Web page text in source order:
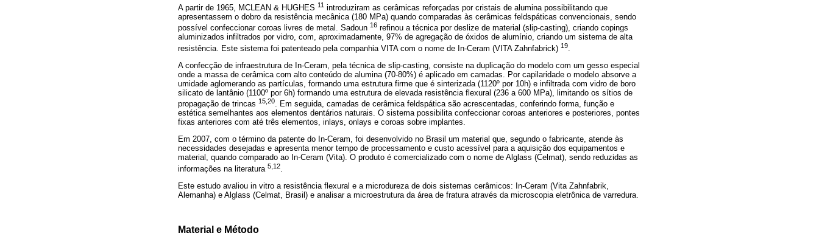
A partir de 1965, MCLEAN & HUGHES 11 introduziram as cerâmicas reforçadas por cristais de alumina possibilitando que
apresentassem o dobro da resistência mecânica (180 MPa) quando comparadas às cerâmicas feldspáticas convencionais, sendo
possível confeccionar coroas livres de metal. Sadoun 16 refinou a técnica por deslize de material (slip-casting), criando copings
aluminizados infiltrados por vidro, com, aproximadamente, 97% de agregação de óxidos de alumínio, criando um sistema de alta
resistência. Este sistema foi patenteado pela companhia VITA com o nome de In-Ceram (VITA Zahnfabrick) 19
A confecção de infraestrutura de In-Ceram, pela técnica de slip-casting, consiste na duplicação do modelo com um gesso especial
onde a massa de cerâmica com alto conteúdo de alumina (70-80%) é aplicado em camadas. Por capilaridade o modelo absorve a
umidade aglomerando as partículas, formando uma estrutura firme que é sinterizada (1120º por 10h) e infiltrada com vidro de boro
silicato de lantânio (1100º por 6h) formando uma estrutura de elevada resistência flexural (236 a 600 MPa), limitando os sítios de
propagação de trincas 15,20. Em seguida, camadas de cerâmica feldspática são acrescentadas, conferindo forma, função e
estética semelhantes aos elementos dentários naturais. O sistema possibilita confeccionar coroas anteriores e posteriores, pontes
fixas anteriores com até três elementos, inlays, onlays e coroas sobre implantes.
Em 2007, com o término da patente do In-Ceram, foi desenvolvido no Brasil um material que, segundo o fabricante, atende às
necessidades desejadas e apresenta menor tempo de processamento e custo acessível para a aquisição dos equipamentos e
material, quando comparado ao In-Ceram (Vita). O produto é comercializado com o nome de Alglass (Celmat), sendo reduzidas as
informações na literatura 5,12
Este estudo avaliou in vitro a resistência flexural e a microdureza de dois sistemas cerâmicos: In-Ceram (Vita Zahnfabrik,
Alemanha) e Alglass (Celmat, Brasil) e analisar a microestrutura da área de fratura através da microscopia eletrônica de varredura.
Material e Método